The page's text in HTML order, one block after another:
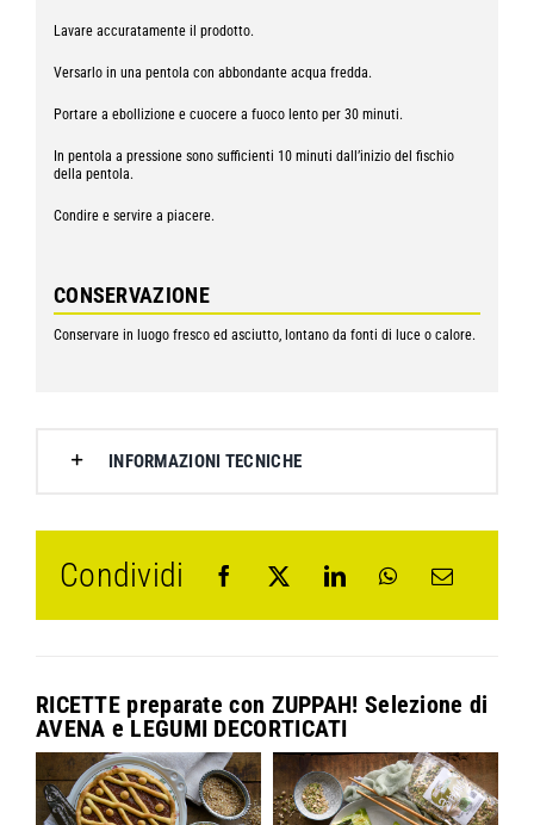
Lavare accuratamente il prodotto.
Versarlo in una pentola con abbondante acqua fredda.
Portare a ebollizione e cuocere a fuoco lento per 30 minuti.
In pentola a pressione sono sufficienti 10 minuti dall’inizio del fischio
della pentola.
Condire e servire a piacere.
CONSERVAZIONE
Conservare in luogo fresco ed asciutto, lontano da fonti di luce o calore.
INFORMAZIONI TECNICHE
Condividi
RICETTE preparate con ZUPPAH! Selezione di
AVENA e LEGUMI DECORTICATI